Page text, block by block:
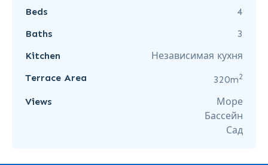
Beds
4
Baths
3
Kitchen
Независимая кухня
Terrace Area
320m2
Views
Море
Бассейн
Сад